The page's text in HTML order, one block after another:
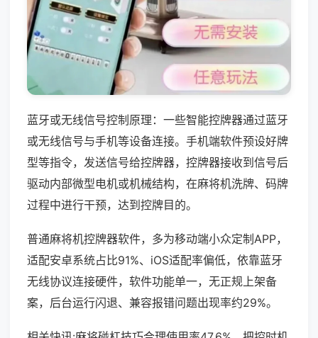
蓝牙或无线信号控制原理：一些智能控牌器通过蓝牙
或无线信号与手机等设备连接。手机端软件预设好牌
型等指令，发送信号给控牌器，控牌器接收到信号后
驱动内部微型电机或机械结构，在麻将机洗牌、码牌
过程中进行干预，达到控牌目的。
普通麻将机控牌器软件，多为移动端小众定制APP，
适配安卓系统占比91%、iOS适配率偏低，依靠蓝牙
无线协议连接硬件，软件功能单一，无正规上架备
案，后台运行闪退、兼容报错问题出现率约29%。